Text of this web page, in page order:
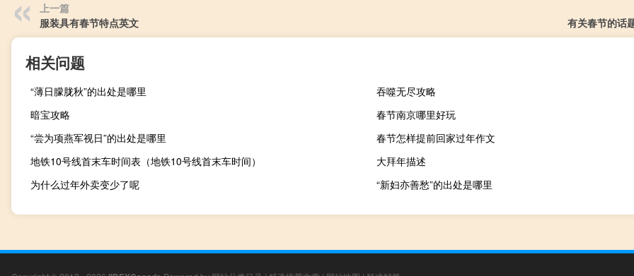
上一篇
服装具有春节特点英文
有关春节的话
相关问题
“薄日朦胧秋”的出处是哪里
吞噬无尽攻略
暗宝攻略
春节南京哪里好玩
“尝为项燕军视日”的出处是哪里
春节怎样提前回家过年作文
地铁10号线首末车时间表（地铁10号线首末车时间）
大拜年描述
为什么过年外卖变少了呢
“新妇亦善愁”的出处是哪里